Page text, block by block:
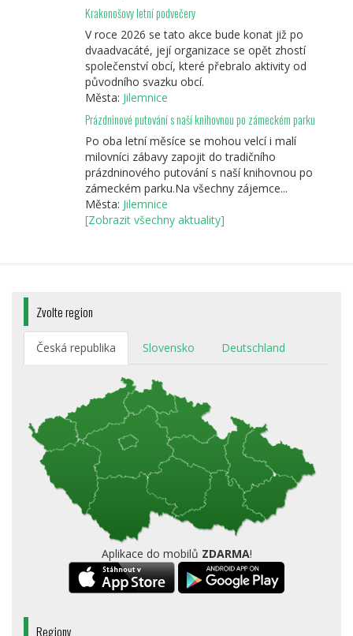
Krakonošovy letní podvečery
V roce 2026 se tato akce bude konat již po
dvaadvacáté, její organizace se opět zhostí
společenství obcí, které přebralo aktivity od
původního svazku obcí.
Města: Jilemnice
Prázdninové putování s naší knihovnou po zámeckém parku
Po oba letní měsíce se mohou velcí i malí
milovníci zábavy zapojit do tradičního
prázdninového putování s naší knihovnou po
zámeckém parku.Na všechny zájemce...
Města: Jilemnice
[Zobrazit všechny aktuality]
Zvolte region
Česká republika Slovensko Deutschland
Aplikace do mobilů ZDARMA!
Regiony